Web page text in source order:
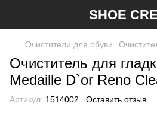
SHOE
Очистители для обуви
Очиститель для
Medaille D`or Reno
Артикул: 1514002 Оставить отзыв